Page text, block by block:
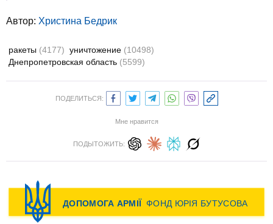
Автор: Христина Бедрик
ракеты (4177) уничтожение (10498)
Днепропетровская область (5599)
ПОДЕЛИТЬСЯ:
Мне нравится
ПОДЫТОЖИТЬ: